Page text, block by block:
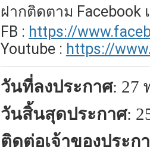
ฝากติดตาม Facebook
FB : https://
Youtube : https://
วันที่ลงประกาศ: 27
วันสิ้นสุดประกาศ:
ติดต่อเจ้าของประก